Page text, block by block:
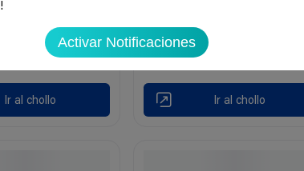
Activar Notificaciones
Ir al chollo Ir al chollo